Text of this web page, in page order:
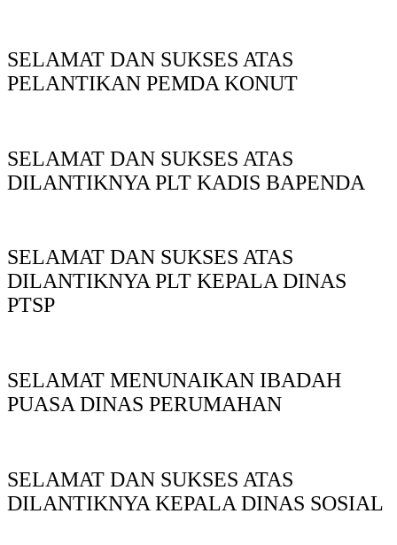
SELAMAT DAN SUKSES ATAS
PELANTIKAN PEMDA KONUT
SELAMAT DAN SUKSES ATAS
DILANTIKNYA PLT KADIS BAPENDA
SELAMAT DAN SUKSES ATAS
DILANTIKNYA PLT KEPALA DINAS
PTSP
SELAMAT MENUNAIKAN IBADAH
PUASA DINAS PERUMAHAN
SELAMAT DAN SUKSES ATAS
DILANTIKNYA KEPALA DINAS SOSIAL